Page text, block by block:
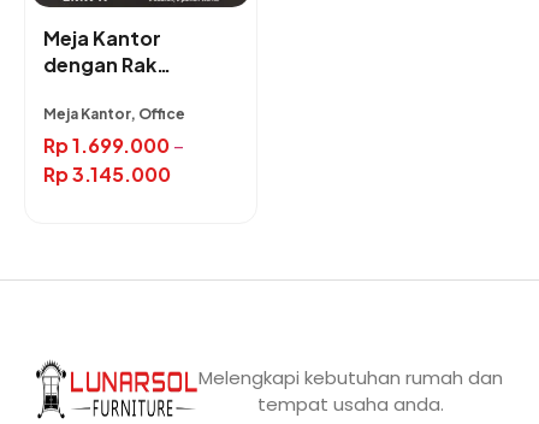
Meja Kantor
dengan Rak
Meja Kantor, Office
Rp1.699.000–
Rp3.145.000
Melengkapi kebutuhan rumah dan
tempat usaha anda.